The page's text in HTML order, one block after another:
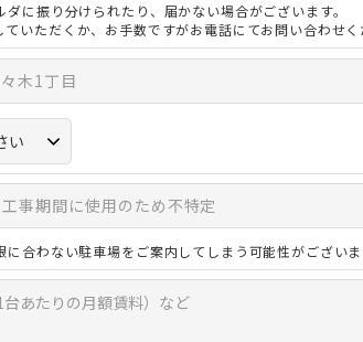
に振り分けられたり、届かない場合がございます。
ただくか、お手数ですがお電話にてお問い合わせく
合わない駐車場をご案内してしまう可能性がございま